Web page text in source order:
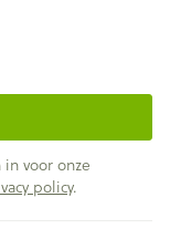
voor onze
policy.